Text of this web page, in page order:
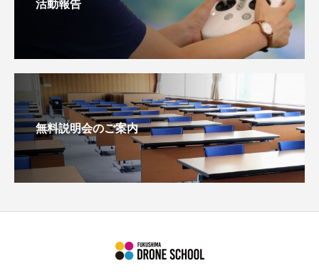
活動報告
無料説明会のご案内